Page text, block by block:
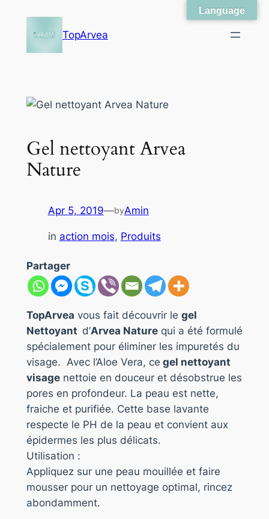
TopArvea
Gel nettoyant Arvea
Nature
Apr 5, 2019—byAmin
in action mois, Produits
Partager
TopArvea vous fait découvrir le gel
Nettoyant d’Arvea Naturequi a été formulé
spécialement pour éliminer les impuretés du
visage. Avec l’Aloe Vera, ce gel nettoyant
visagenettoie en douceur et désobstrue les
pores en profondeur. La peau est nette,
fraiche et purifiée. Cette base lavante
respecte le PH de la peau et convient aux
épidermes les plus délicats.
Utilisation :
Appliquez sur une peau mouillée et faire
mousser pour un nettoyage optimal, rincez
abondamment.
Language